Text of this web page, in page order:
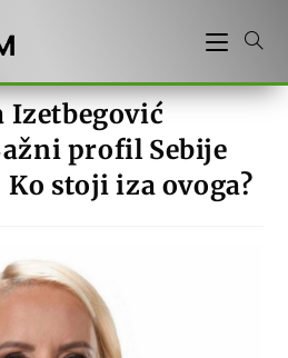
Izetbegović
profil Sebije
stoji iza ovoga?